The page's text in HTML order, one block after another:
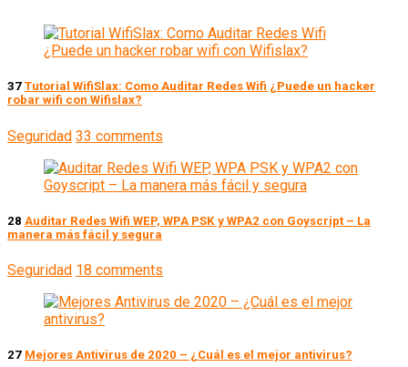
37 Tutorial WifiSlax: Como Auditar Redes Wifi ¿Puede un hacker
robar wifi con Wifislax?
Seguridad 33 comments
28 Auditar Redes Wifi WEP, WPA PSK y WPA2 con Goyscript – La
manera más fácil y segura
Seguridad 18 comments
27 Mejores Antivirus de 2020 – ¿Cuál es el mejor antivirus?